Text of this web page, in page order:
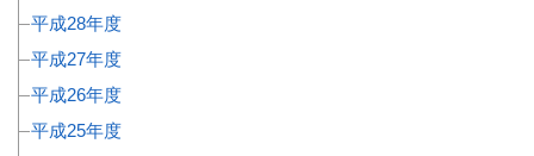
平成28年度
平成27年度
平成26年度
平成25年度